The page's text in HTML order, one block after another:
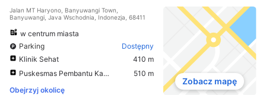
Jalan MT Haryono, Banyuwangi Town,
Banyuwangi, Java Wschodnia, Indonezja, 68411
w centrum miasta
Parking
Dostępny
Klinik Sehat
410 m
Puskesmas Pembantu Karangrejo
510 m
Obejrzyj okolicę
Zobacz mapę